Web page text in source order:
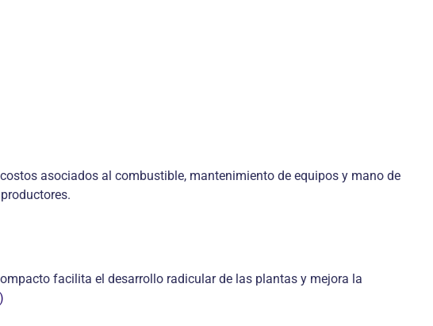
asociados al combustible, mantenimiento de equipos y mano de
facilita el desarrollo radicular de las plantas y mejora la